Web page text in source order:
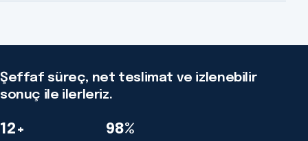
Şeffaf süreç, net teslimat ve izlenebilir
sonuç ile ilerleriz.
12+ 98%